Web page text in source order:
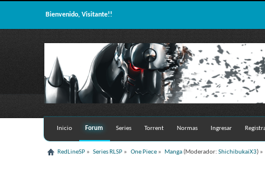
Bienvenido, Visitante!!
Inicio Forum Series Torrent Normas Ingresar
RedLineSP » Series RLSP » One Piece» Manga(Moderador:ShichibukaiX3) »